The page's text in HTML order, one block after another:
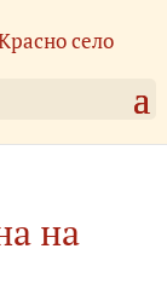
на